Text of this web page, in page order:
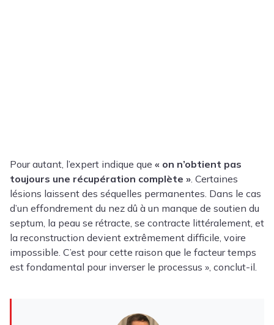
Pour autant, l’expert indique que « on n’obtient pas
toujours une récupération complète ». Certaines
lésions laissent des séquelles permanentes. Dans le cas
d’un effondrement du nez dû à un manque de soutien du
septum, la peau se rétracte, se contracte littéralement, et
la reconstruction devient extrêmement difficile, voire
impossible. C’est pour cette raison que le facteur temps
est fondamental pour inverser le processus », conclut-il.